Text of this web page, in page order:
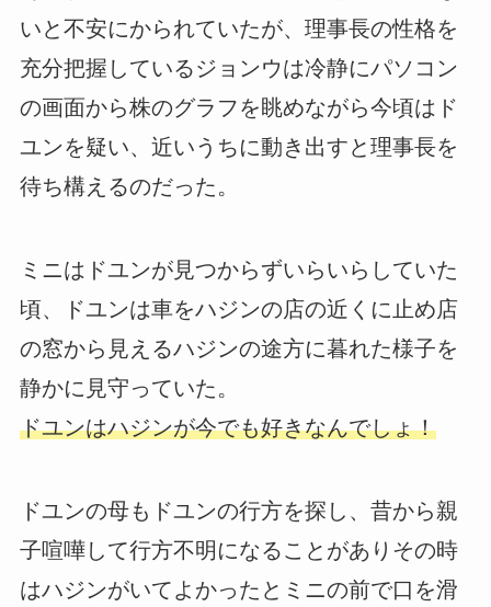
いと不安にかられていたが、理事長の性格を
充分把握しているジョンウは冷静にパソコン
の画面から株のグラフを眺めながら今頃はド
ユンを疑い、近いうちに動き出すと理事長を
待ち構えるのだった。
ミニはドユンが見つからずいらいらしていた
頃、ドユンは車をハジンの店の近くに止め店
の窓から見えるハジンの途方に暮れた様子を
静かに見守っていた。
ドユンはハジンが今でも好きなんでしょ！
ドユンの母もドユンの行方を探し、昔から親
子喧嘩して行方不明になることがありその時
はハジンがいてよかったとミニの前で口を滑